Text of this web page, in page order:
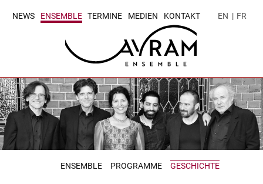
NEWS ENSEMBLE TERMINE MEDIEN KONTAKT EN | FR
ENSEMBLE PROGRAMME GESCHICHTE